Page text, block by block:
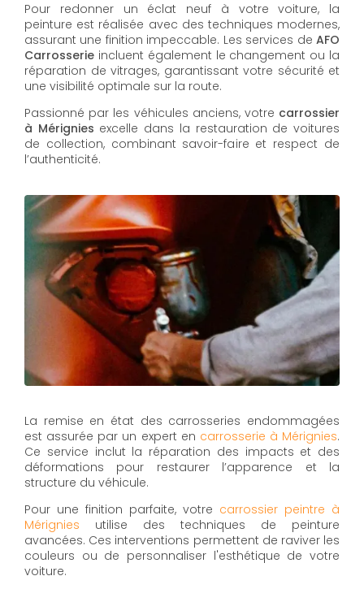
Pour redonner un éclat neuf à votre voiture, la
peinture est réalisée avec des techniques modernes,
assurant une finition impeccable. Les services de AFO
Carrosserie incluent également le changement ou la
réparation de vitrages, garantissant votre sécurité et
une visibilité optimale sur la route.
Passionné par les véhicules anciens, votre carrossier
à Mérignies excelle dans la restauration de voitures
de collection, combinant savoir-faire et respect de
l’authenticité.
La remise en état des carrosseries endommagées
est assurée par un expert en carrosserie à Mérignies.
Ce service inclut la réparation des impacts et des
déformations pour restaurer l’apparence et la
structure du véhicule.
Pour une finition parfaite, votre carrossier peintre à
Mérignies utilise des techniques de peinture
avancées. Ces interventions permettent de raviver les
couleurs ou de personnaliser l'esthétique de votre
voiture.